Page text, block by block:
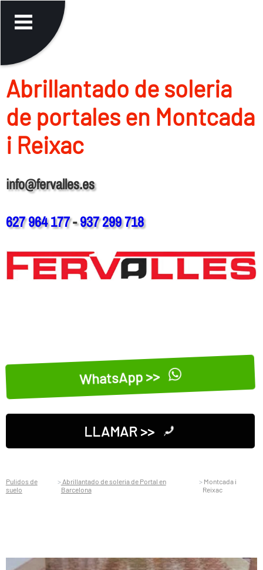
Abrillantado de soleria
de portales en Montcada
i Reixac
info@fervalles.es
627 964 177-937 299 718
WhatsApp >>
LLAMAR >>
Pulidos de
suelo
Abrillantado de soleria de Portal en
Barcelona
Montcada i
Reixac